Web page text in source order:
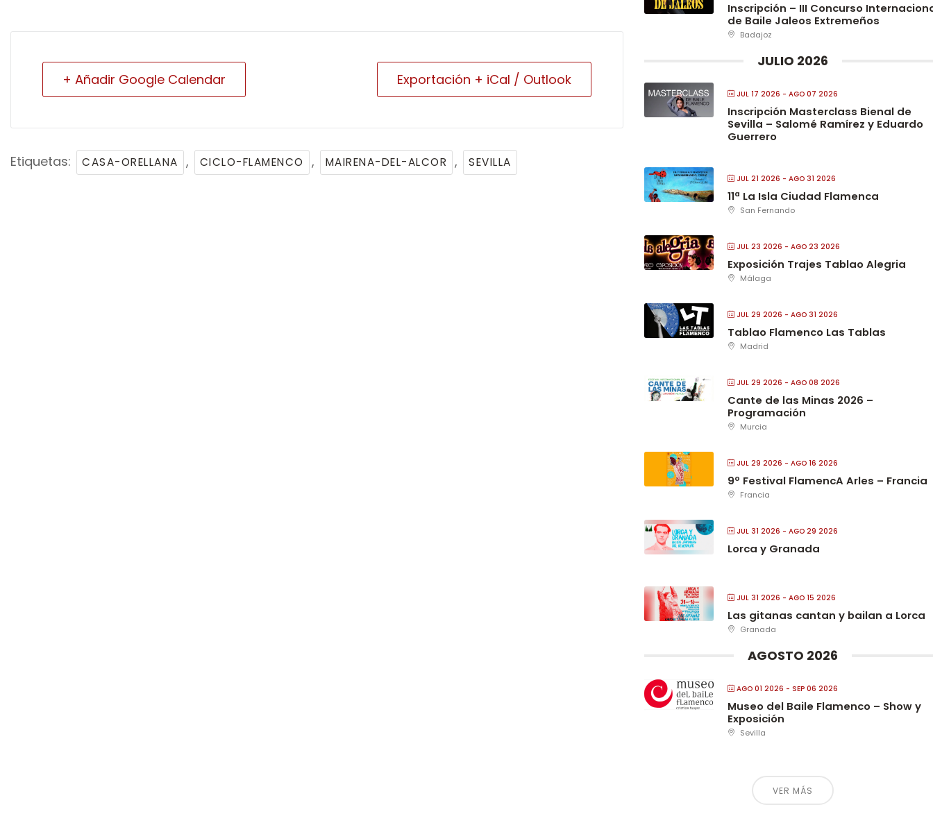
+ Añadir Google Calendar Exportación + iCal / Outlook
Etiquetas: CASA-ORELLANA , CICLO-FLAMENCO , MAIRENA-DEL-ALCOR , SEVILLA
Inscripción – III Concurso
de Baile Jaleos Extremeños
Badajoz
JULIO 2026
JUL 17 2026 - AGO 07 2026
Inscripción Masterclass Bienal de
Sevilla – Salomé Ramírez y Eduardo
Guerrero
JUL 21 2026 - AGO 31 2026
11ª La Isla Ciudad Flamenca
San Fernando
JUL 23 2026 - AGO 23 2026
Exposición Trajes Tablao Alegria
Málaga
JUL 29 2026 - AGO 31 2026
Tablao Flamenco Las Tablas
Madrid
JUL 29 2026 - AGO 08 2026
Cante de las Minas 2026 –
Programación
Murcia
JUL 29 2026 - AGO 16 2026
9º Festival FlamencA Arles – Francia
Francia
JUL 31 2026 - AGO 29 2026
Lorca y Granada
JUL 31 2026 - AGO 15 2026
Las gitanas cantan y bailan a Lorca
Granada
AGOSTO 2026
AGO 01 2026 - SEP 06 2026
Museo del Baile Flamenco – Show y
Exposición
Sevilla
VER MÁS